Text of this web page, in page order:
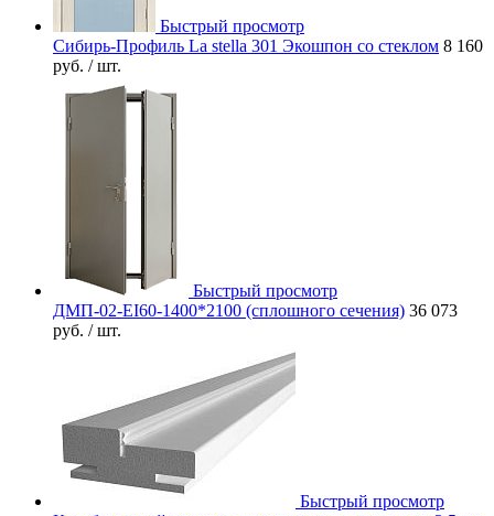
Быстрый просмотр
Сибирь-Профиль La stella 301 Экошпон со стеклом 8 160
руб. / шт.
Быстрый просмотр
ДМП-02-EI60-1400*2100 (сплошного сечения) 36 073
руб. / шт.
Быстрый просмотр